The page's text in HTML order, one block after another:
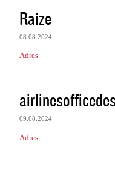
e
Raize
08.08.2024
Adres
09.08.2024
Adres